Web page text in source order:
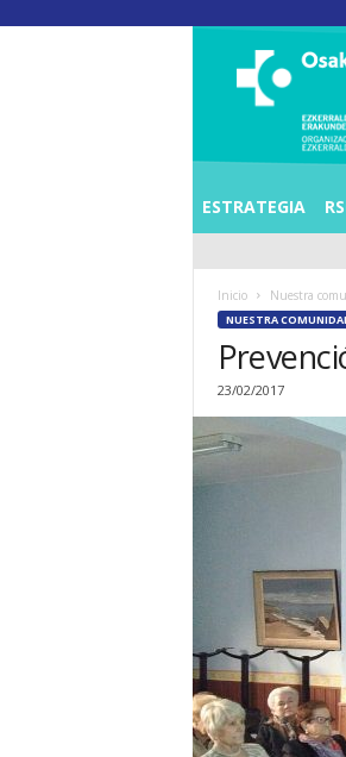
A
N
K
A
R
U
C
E
ESTRATEGIA
Inicio Nuestra
NUESTRA
23/02/2017